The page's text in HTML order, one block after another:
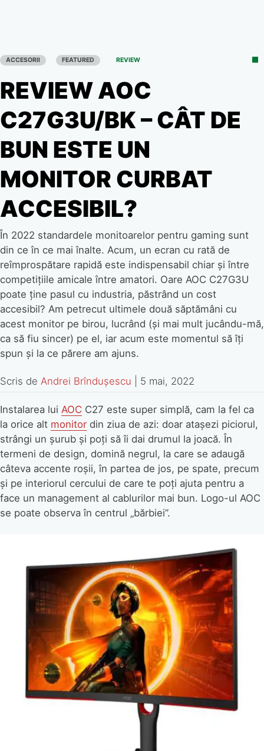
ACCESORII FEATURED REVIEW
REVIEW AOC
C27G3U/BK – CÂT DE
BUN ESTE UN
MONITOR CURBAT
ACCESIBIL?
În 2022 standardele monitoarelor pentru gaming sunt
din ce în ce mai înalte. Acum, un ecran cu rată de
reîmprospătare rapidă este indispensabil chiar și între
competițiile amicale între amatori. Oare AOC C27G3U
poate ține pasul cu industria, păstrând un cost
accesibil? Am petrecut ultimele două săptămâni cu
acest monitor pe birou, lucrând (și mai mult jucându-mă,
ca să fiu sincer) pe el, iar acum este momentul să îți
spun și la ce părere am ajuns.
Scris de Andrei Brîndușescu 5 mai, 2022
Instalarea lui AOC C27 este super simplă, cam la fel ca
la orice alt monitor din ziua de azi: doar atașezi piciorul,
strângi un șurub și poți să îi dai drumul la joacă. În
termeni de design, domină negrul, la care se adaugă
câteva accente roșii, în partea de jos, pe spate, precum
și pe interiorul cercului de care te poți ajuta pentru a
face un management al cablurilor mai bun. Logo-ul AOC
se poate observa în centrul „bărbiei”.